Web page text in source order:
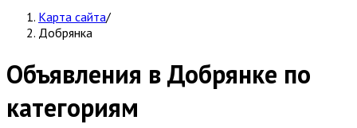
Карта сайта/
Добрянка
Объявления в Добрянке по
категориям